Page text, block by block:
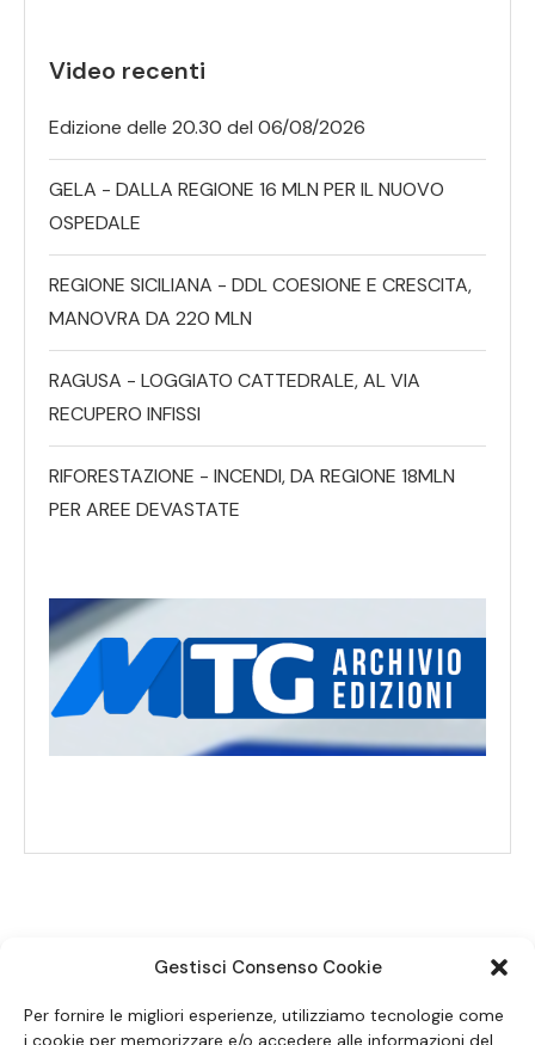
Gestisci Consenso Cookie
Per fornire le migliori esperienze, utilizziamo tecnologie come
i cookie per memorizzare e/o accedere alle informazioni del
Video recenti
Edizione delle 20.30 del 06/08/2026
GELA - DALLA REGIONE 16 MLN PER IL NUOVO
OSPEDALE
REGIONE SICILIANA - DDL COESIONE E CRESCITA,
MANOVRA DA 220 MLN
RAGUSA - LOGGIATO CATTEDRALE, AL VIA
RECUPERO INFISSI
RIFORESTAZIONE - INCENDI, DA REGIONE 18MLN
PER AREE DEVASTATE
SEGUICI SUI SOCIAL